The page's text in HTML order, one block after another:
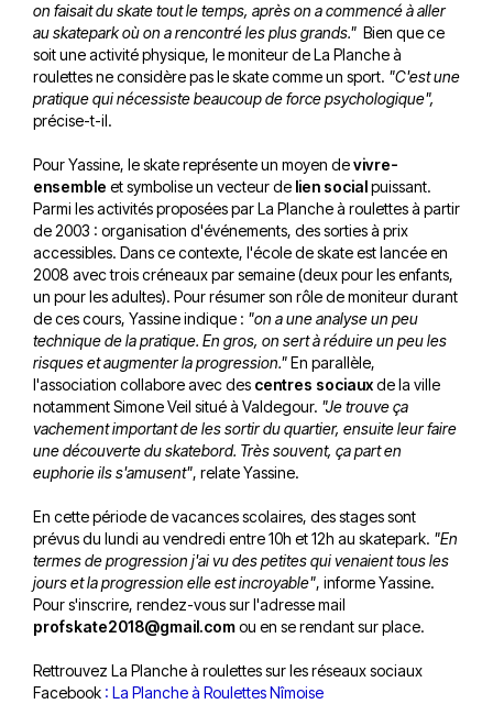
on faisait du skate tout le temps, après on a commencé à aller
au skatepark où on a rencontré les plus grands." Bien que ce
soit une activité physique, le moniteur de La Planche à
roulettes ne considère pas le skate comme un sport. "C'est une
pratique qui nécessiste beaucoup de force psychologique",
précise-t-il.
Pour Yassine, le skate représente un moyen devivre-
ensemble et symbolise un vecteur de lien socialpuissant.
Parmi les activités proposées par La Planche à roulettes à partir
de 2003 : organisation d'événements, des sorties à prix
accessibles. Dans ce contexte, l'école de skate est lancée en
2008 avec trois créneaux par semaine (deux pour les enfants,
un pour les adultes). Pour résumer son rôle de moniteur durant
de ces cours, Yassine indique : "on a une analyse un peu
technique de la pratique. En gros, on sert à réduire un peu les
risques et augmenter la progression."En parallèle,
l'association collabore avec des centres sociauxde la ville
notamment Simone Veil situé à Valdegour. "Je trouve ça
vachement important de les sortir du quartier, ensuite leur faire
une découverte du skatebord. Très souvent, ça part en
euphorie ils s'amusent", relate Yassine.
En cette période de vacances scolaires, des stages sont
prévus du lundi au vendredi entre 10h et 12h au skatepark. "En
termes de progression j'ai vu des petites qui venaient tous les
jours et la progression elle est incroyable", informe Yassine.
Pour s'inscrire, rendez-vous sur l'adresse mail
profskate2018@gmail.comou en se rendant sur place.
Rettrouvez La Planche à roulettes sur les réseaux sociaux
Facebook : La Planche à Roulettes Nîmoise